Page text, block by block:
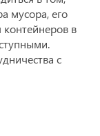
мусора, его
контейнеров в
с